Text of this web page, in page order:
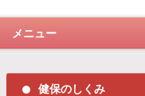
メニュー
健保のしくみ